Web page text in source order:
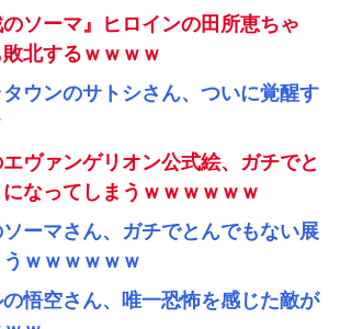
のソーマ』ヒロインの田所恵ちゃ
北するｗｗｗｗ
タウンのサトシさん、ついに覚醒す
エヴァンゲリオン公式絵、ガチでと
なってしまうｗｗｗｗｗｗ
ソーマさん、ガチでとんでもない展
ｗｗｗｗｗｗ
の悟空さん、唯一恐怖を感じた敵が